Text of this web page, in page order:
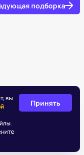
подборка
вы
Принять